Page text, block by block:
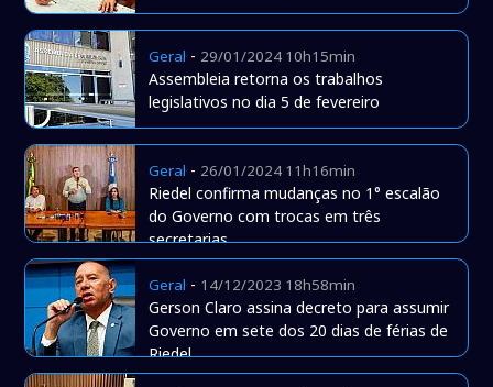
Geral - 29/01/2024 10h15min
Assembleia retorna os trabalhos
legislativos no dia 5 de fevereiro
Geral - 26/01/2024 11h16min
Riedel confirma mudanças no 1° escalão
do Governo com trocas em três
secretarias
Geral - 14/12/2023 18h58min
Gerson Claro assina decreto para assumir
Governo em sete dos 20 dias de férias de
Riedel